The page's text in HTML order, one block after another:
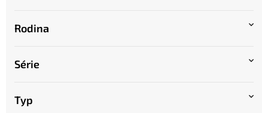
Rodina
Série
Typ